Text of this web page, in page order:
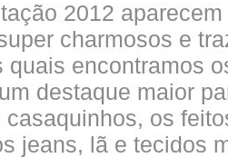
2012
charmosos e
quais encontramos
destaque maior
os
jeans, lã e tecidos